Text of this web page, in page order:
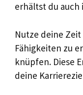
erhältst du auch
Nutze deine
Fähigkeiten zu
knüpfen. Diese
deine